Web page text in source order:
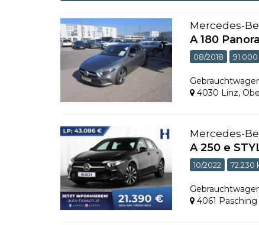
Mercedes-
A 180
08/2018
4030 Linz,
Mercedes-
A 250 e
10/2022 72.230
4061